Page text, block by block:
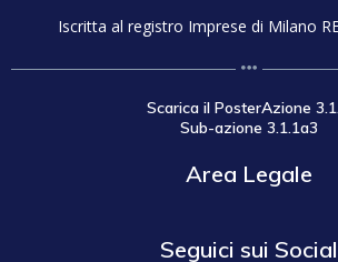
Iscritta al registro Imprese di Milano
Scarica il PosterAzione
Sub-azione 3.1.1a3
Area Legale
Seguici sui Social